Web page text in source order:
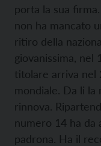
porta la sua
non ha mancato
ritiro della
giovanissima, nel
titolare arriva nel
mondiale. Da li la
rinnova.
numero 14 ha da
padrona. Ha il